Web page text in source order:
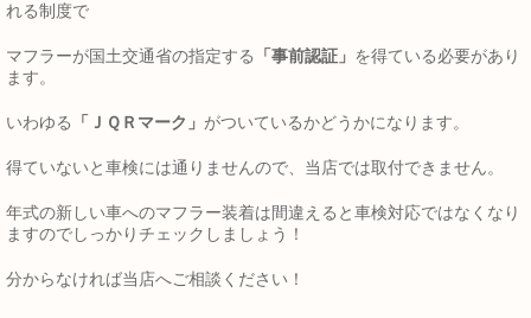
れる制度で
マフラーが国土交通省の指定する 「事前認証」 を得ている必要があり
ます。
いわゆる 「ＪＱＲマーク」 がついているかどうかになります。
得ていないと車検には通りませんので、当店では取付できません。
年式の新しい車へのマフラー装着は間違えると車検対応ではなくなり
ますのでしっかりチェックしましょう！
分からなければ当店へご相談ください！